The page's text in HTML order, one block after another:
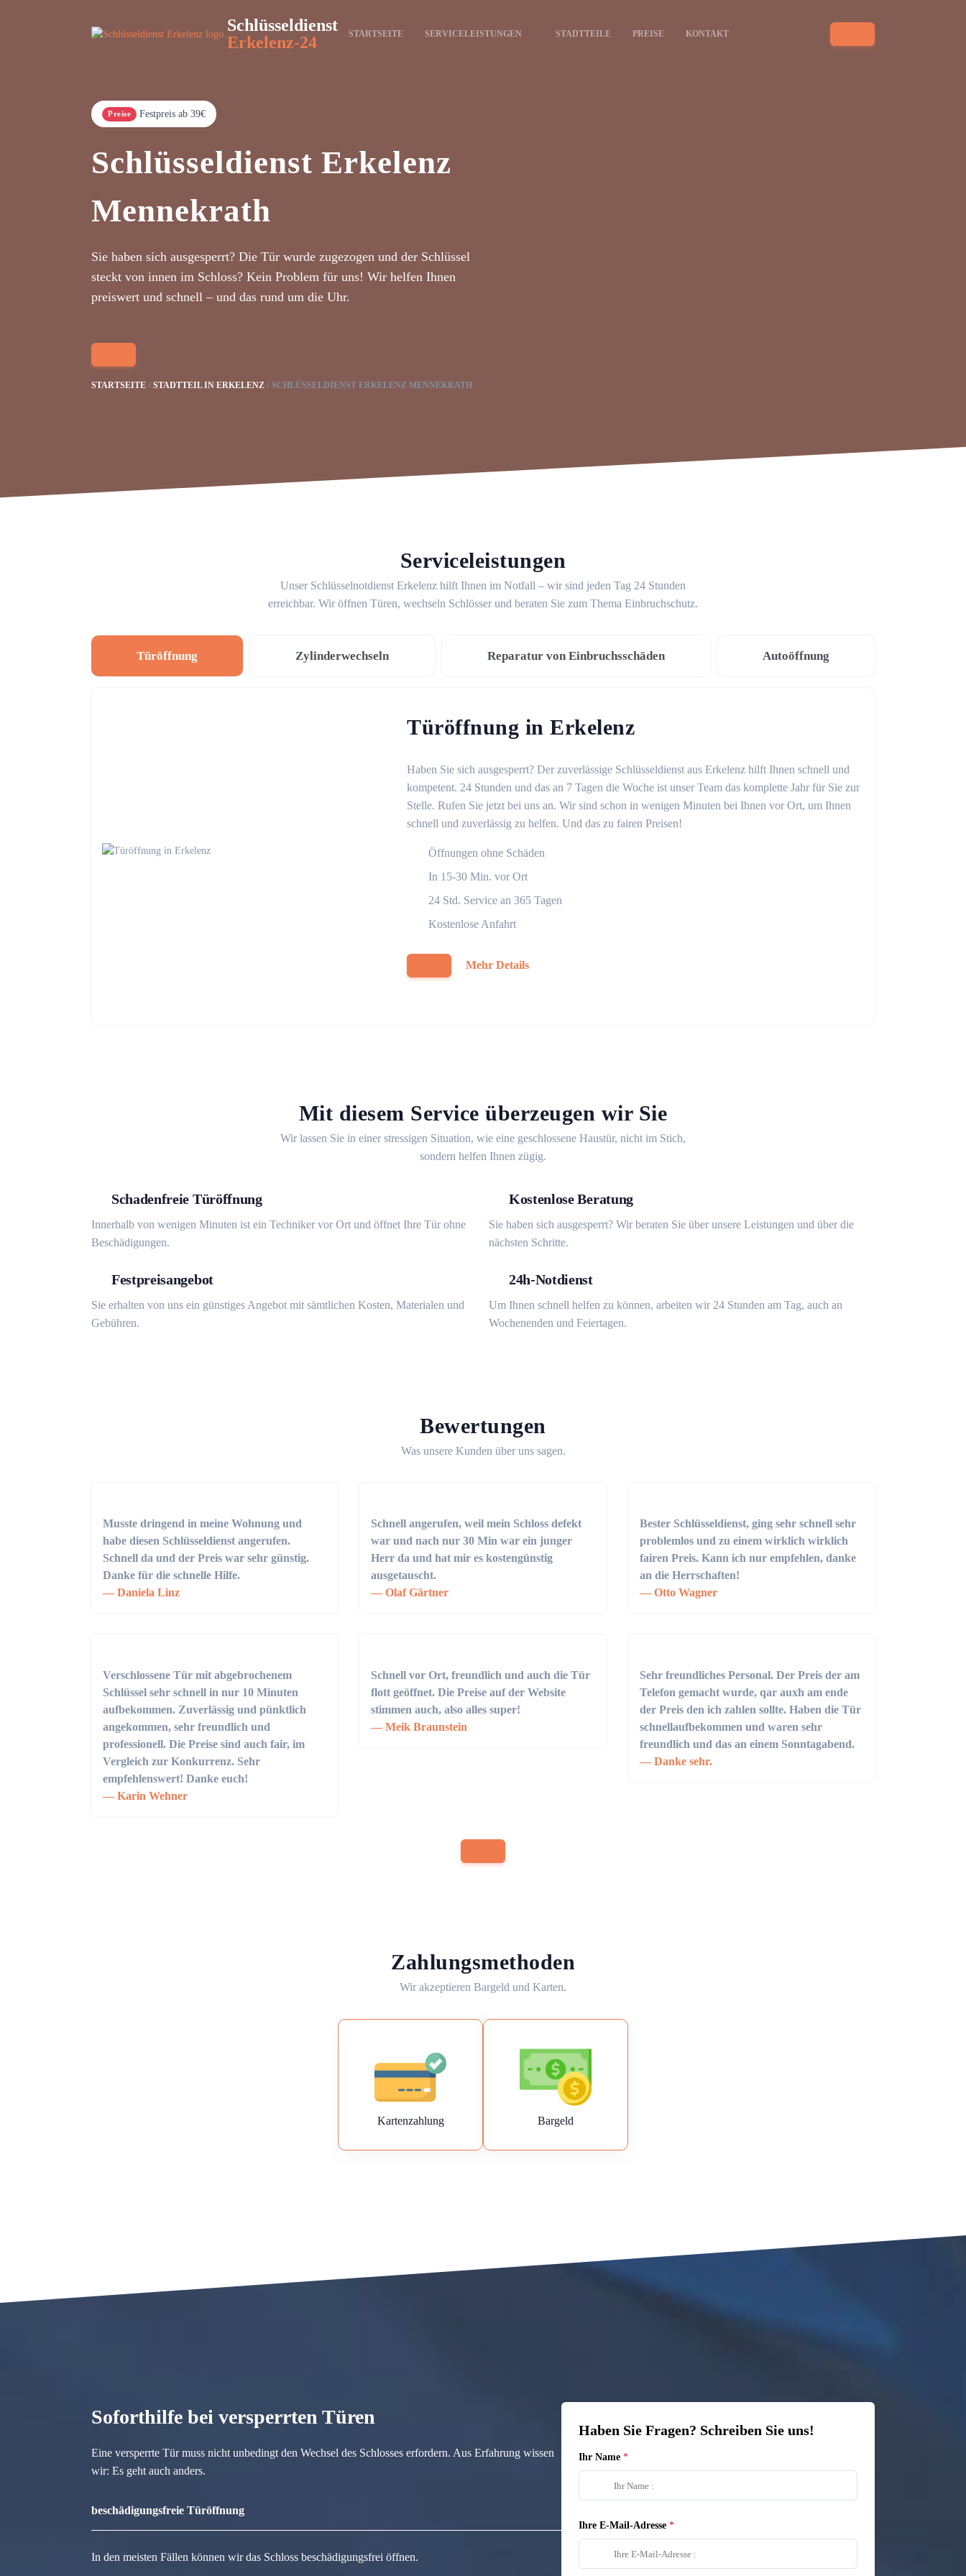
Schlüsseldienst
Erkelenz-24
STARTSEITE SERVICELEISTUNGEN STADTTEILE PREISE KONTAKT
Preise Festpreis ab 39€
Schlüsseldienst Erkelenz
Mennekrath
Sie haben sich ausgesperrt? Die Tür wurde zugezogen und der Schlüssel
steckt von innen im Schloss? Kein Problem für uns! Wir helfen Ihnen
preiswert und schnell – und das rund um die Uhr.
STARTSEITE STADTTEIL IN ERKELENZ SCHLÜSSELDIENST ERKELENZ MENNEKRATH
Serviceleistungen
Unser Schlüsselnotdienst Erkelenz hilft Ihnen im Notfall – wir sind jeden Tag 24 Stunden
erreichbar. Wir öffnen Türen, wechseln Schlösser und beraten Sie zum Thema Einbruchschutz.
Türöffnung Zylinderwechseln Reparatur von Einbruchsschäden Autoöffnung
Türöffnung in Erkelenz
Haben Sie sich ausgesperrt? Der zuverlässige Schlüsseldienst aus Erkelenz hilft Ihnen schnell und
kompetent. 24 Stunden und das an 7 Tagen die Woche ist unser Team das komplette Jahr für Sie zur
Stelle. Rufen Sie jetzt bei uns an. Wir sind schon in wenigen Minuten bei Ihnen vor Ort, um Ihnen
schnell und zuverlässig zu helfen. Und das zu fairen Preisen!
Öffnungen ohne Schäden
In 15-30 Min. vor Ort
24 Std. Service an 365 Tagen
Kostenlose Anfahrt
Mehr Details
Mit diesem Service überzeugen wir Sie
Wir lassen Sie in einer stressigen Situation, wie eine geschlossene Haustür, nicht im Stich,
sondern helfen Ihnen zügig.
Schadenfreie Türöffnung
Innerhalb von wenigen Minuten ist ein Techniker vor Ort und öffnet Ihre Tür ohne
Beschädigungen.
Kostenlose Beratung
Sie haben sich ausgesperrt? Wir beraten Sie über unsere Leistungen und über die
nächsten Schritte.
Festpreisangebot
Sie erhalten von uns ein günstiges Angebot mit sämtlichen Kosten, Materialen und
Gebühren.
24h-Notdienst
Um Ihnen schnell helfen zu können, arbeiten wir 24 Stunden am Tag, auch an
Wochenenden und Feiertagen.
Bewertungen
Was unsere Kunden über uns sagen.
Musste dringend in meine Wohnung und
habe diesen Schlüsseldienst angerufen.
Schnell da und der Preis war sehr günstig.
Danke für die schnelle Hilfe.
Daniela Linz
Schnell angerufen, weil mein Schloss defekt
war und nach nur 30 Min war ein junger
Herr da und hat mir es kostengünstig
ausgetauscht.
Olaf Gärtner
Bester Schlüsseldienst, ging sehr schnell sehr
problemlos und zu einem wirklich wirklich
fairen Preis. Kann ich nur empfehlen, danke
an die Herrschaften!
Otto Wagner
Verschlossene Tür mit abgebrochenem
Schlüssel sehr schnell in nur 10 Minuten
aufbekommen. Zuverlässig und pünktlich
angekommen, sehr freundlich und
professionell. Die Preise sind auch fair, im
Vergleich zur Konkurrenz. Sehr
empfehlenswert! Danke euch!
Karin Wehner
Schnell vor Ort, freundlich und auch die Tür
flott geöffnet. Die Preise auf der Website
stimmen auch, also alles super!
Meik Braunstein
Sehr freundliches Personal. Der Preis der am
Telefon gemacht wurde, qar auxh am ende
der Preis den ich zahlen sollte. Haben die Tür
schnellaufbekommen und waren sehr
freundlich und das an einem Sonntagabend.
Danke sehr.
Zahlungsmethoden
Wir akzeptieren Bargeld und Karten.
Kartenzahlung Bargeld
Soforthilfe bei versperrten Türen
Eine versperrte Tür muss nicht unbedingt den Wechsel des Schlosses erfordern. Aus Erfahrung wissen
wir: Es geht auch anders.
beschädigungsfreie Türöffnung
In den meisten Fällen können wir das Schloss beschädigungsfrei öffnen.
Haben Sie Fragen? Schreiben Sie uns!
Ihr Name
Ihre E-Mail-Adresse